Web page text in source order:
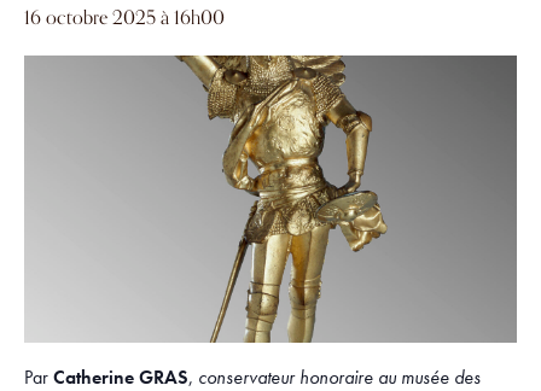
16 octobre 2025 à 16h00
ParCatherine GRAS, conservateur honoraire au musée des